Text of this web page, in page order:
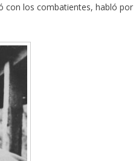
con los combatientes, habló por